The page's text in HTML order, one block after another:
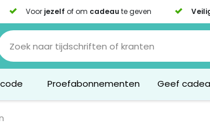
Voor jezelf of om cadeau te geven
Proefabonnementen Geef